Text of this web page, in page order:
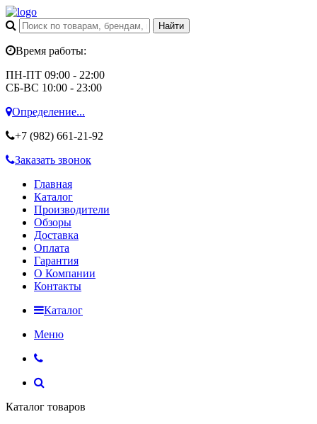
Время работы:
ПН-ПТ 09:00 - 22:00
СБ-ВС 10:00 - 23:00
Определение...
+7 (982) 661-21-92
Заказать звонок
Главная
Каталог
Производители
Обзоры
Доставка
Оплата
Гарантия
О Компании
Контакты
Каталог
Меню
Каталог товаров